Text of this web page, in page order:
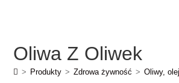
Oliwa Z Oliwek
> Produkty > Zdrowa żywność > Oliwy,